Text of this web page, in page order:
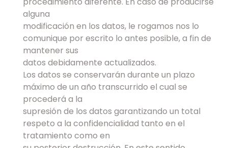
alguna
modificación en los datos, le rogamos nos lo
comunique por escrito lo antes posible, a fin de
mantener sus
datos debidamente actualizados.
Los datos se conservarán durante un plazo
máximo de un año transcurrido el cual se
procederá a la
supresión de los datos garantizando un total
respeto a la confidencialidad tanto en el
tratamiento como en